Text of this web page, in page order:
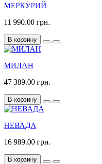
МЕРКУРИЙ
11 990.00 грн.
В корзину
МИЛАН
47 389.00 грн.
В корзину
НЕВАДА
16 989.00 грн.
В корзину